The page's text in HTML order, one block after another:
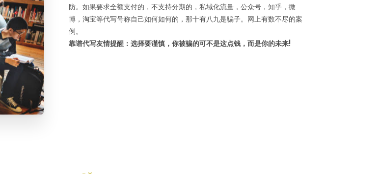
防。如果要求全额支付的，不支持分期的，私域化流量，公众号，知乎，微
博，淘宝等代写号称自己如何如何的，那十有八九是骗子。网上有数不尽的案
例。
靠谱代写友情提醒：选择要谨慎，你被骗的可不是这点钱，而是你的未来!